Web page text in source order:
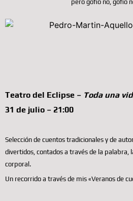
pero gofio no, gofio
Teatro del Eclipse – Toda una
31 de julio – 21:00
Selección de cuentos tradicionales y de
divertidos, contados a través de la palabra,
corporal.
Un recorrido a través de mis «Veranos de